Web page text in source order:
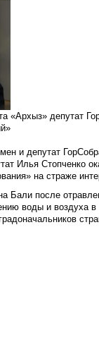
«Архыз» депутат
и депутат
Илья Стопченко
на страже
Бали после
воды и воздуха